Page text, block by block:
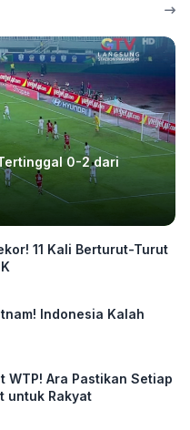
0-2 dari
11 Kali Berturut-Turut
Indonesia Kalah
WTP! Ara Pastikan Setiap
untuk Rakyat